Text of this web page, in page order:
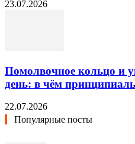
23.07.2026
Помолвочное кольцо и
день: в чём
22.07.2026
Популярные посты